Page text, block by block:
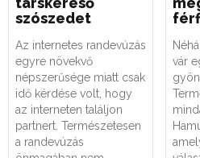
szószedet
Az internetes randevúzás
egyre növekvő
népszerűsége miatt csak
idő kérdése volt, hogy
az interneten találjon
partnert. Természetesen
a randevúzás
vár